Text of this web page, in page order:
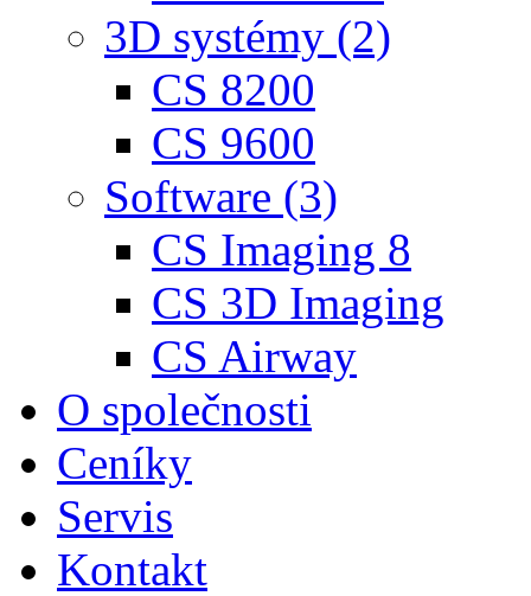
3D systémy (2)
CS 8200
CS 9600
Software (3)
CS Imaging 8
CS 3D Imaging
CS Airway
O společnosti
Ceníky
Servis
Kontakt